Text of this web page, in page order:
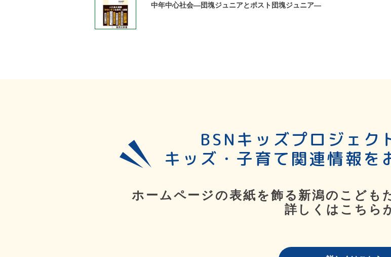
中年中心社会―団塊ジュニアとポスト団塊ジュニア―
BSNキッズプロジェク
キッズ・子育て関連情報を
ホームページの表紙を飾る新潟のこども
詳しくはこちら